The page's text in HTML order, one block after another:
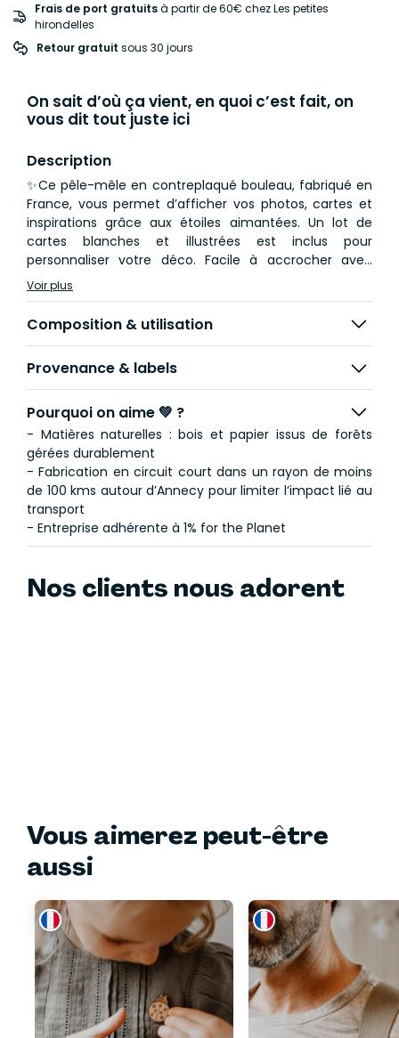
Frais de port gratuitsà partir de 60€ chez Les petites
hirondelles
Retour gratuit sous 30 jours
On sait d’où ça vient, en quoi c’est fait, on
vous dit tout juste ici
Description
✨Ce pêle-mêle en contreplaqué bouleau, fabriqué en
France, vous permet d’afficher vos photos, cartes et
inspirations grâce aux étoiles aimantées. Un lot de
cartes blanches et illustrées est inclus pour
personnaliser votre déco. Facile à accrocher avec
l’attache murale fournie, il arrive dans une boîte en
carton recyclé. Affichez vos moments favoris et
donnez du style à votre mur !
Fabriqué en France avec du contreplaqué bouleau
durable
Attache murale fournie et emballage éco-friendly
Voir plus
Composition & utilisation
Provenance & labels
Pourquoi on aime 💚 ?
- Matières naturelles : bois et papier issus de forêts
gérées durablement
- Fabrication en circuit court dans un rayon de moins
de 100 kms autour d’Annecy pour limiter l’impact lié au
transport
- Entreprise adhérente à 1% for the Planet
Nos clients nous adorent
Vous aimerez peut-être
aussi